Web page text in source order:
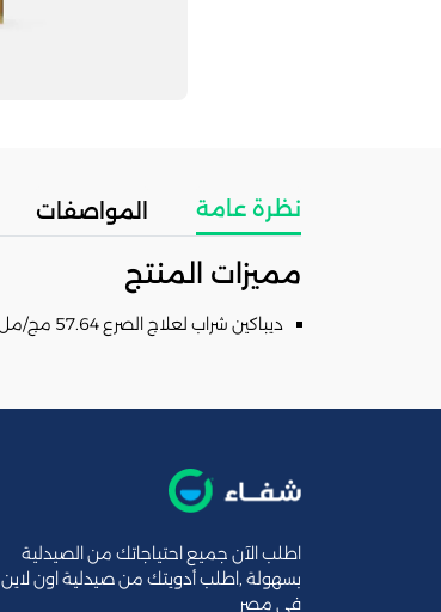
نظرة عامة المواصفات
مميزات المنتج
ديباكين شراب لعلاج الصرع 57.64 مج/مل | 125مل
اطلب الآن جميع احتياجاتك من الصيدلية
بسهولة ,اطلب أدويتك من صيدلية اون لاين
فى مصر